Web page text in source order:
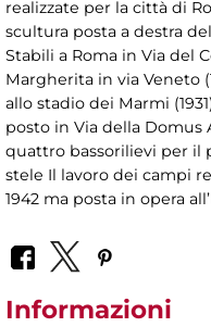
realizzate per la città di
scultura posta a destra
Stabili a Roma in Via del
Margherita in via Veneto
allo stadio dei Marmi
posto in Via della Domus
quattro bassorilievi per il
stele Il lavoro dei campi
1942 ma posta in opera
Informazioni